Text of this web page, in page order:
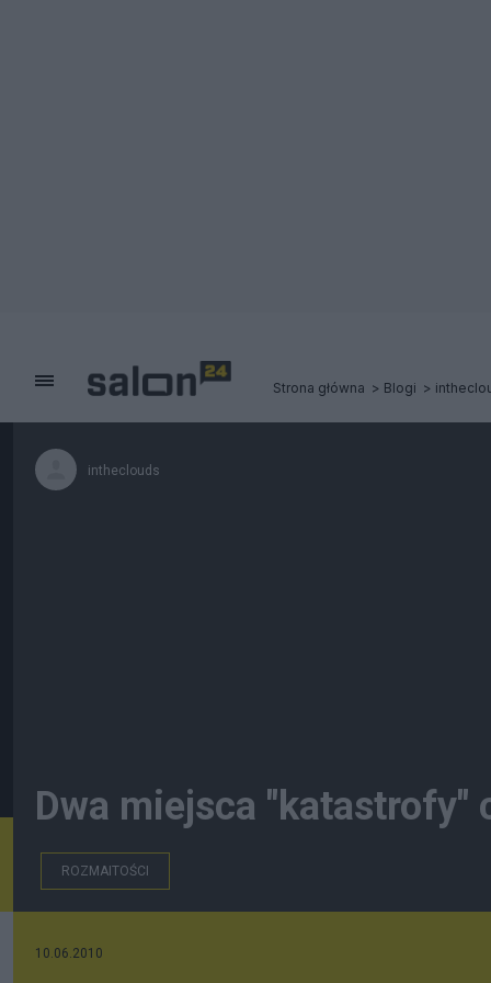
Strona główna Blogi
intheclouds
Dwa miejsca "katastrofy"
ROZMAITOŚCI
10.06.2010